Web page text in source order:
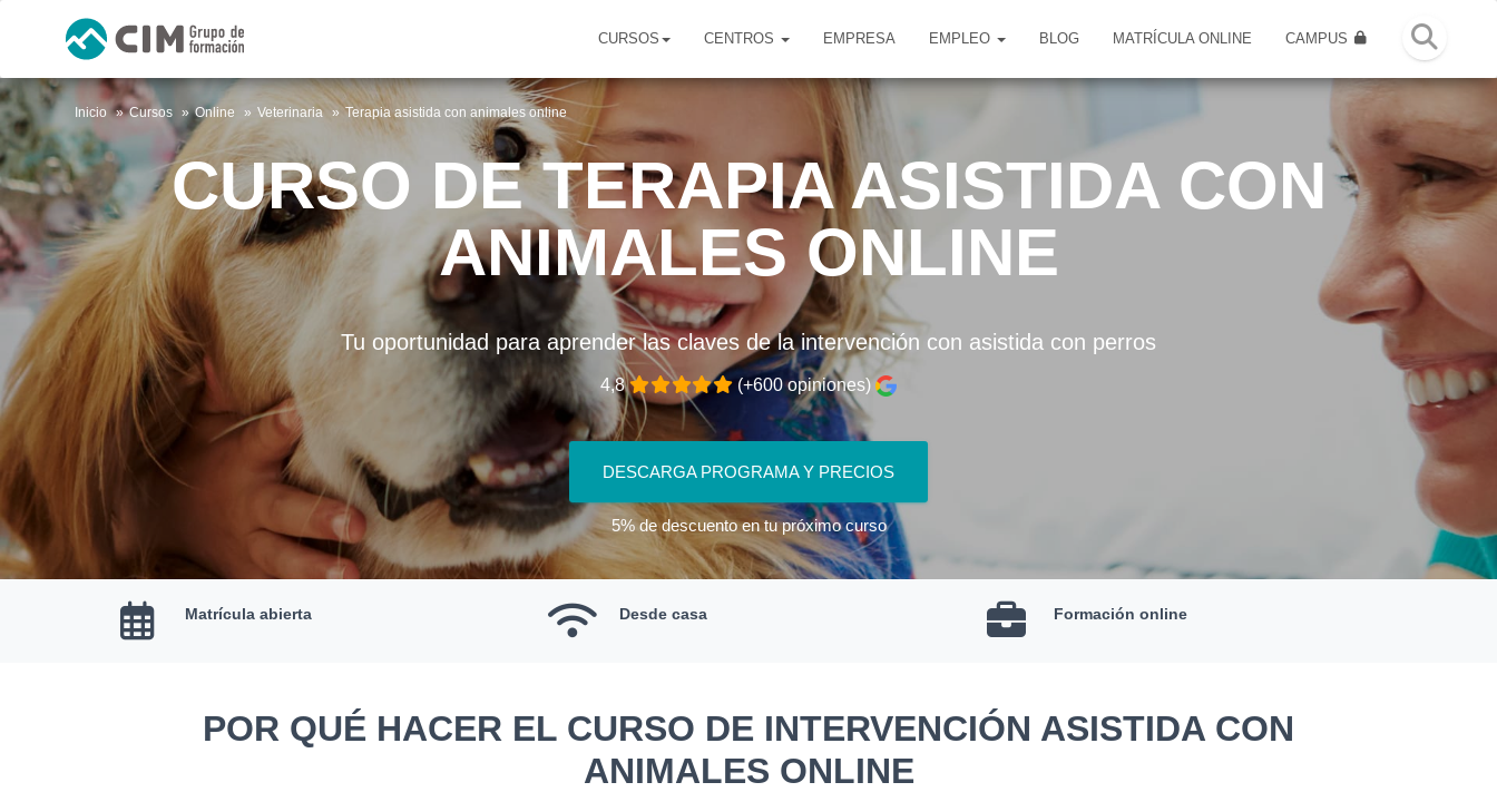
CURSOS CENTROS EMPRESA EMPLEO BLOG MATRÍCULA ONLINE CAMPUS
Inicio Cursos Online Veterinaria Terapia asistida con animales online
CURSO DE TERAPIA ASISTIDA CON
ANIMALES ONLINE
Tu oportunidad para aprender las claves de la intervención con asistida con perros
4,8 (+600 opiniones)
DESCARGA PROGRAMA Y PRECIOS
5% de descuento en tu próximo curso
Matrícula abierta Desde casa Formación online
POR QUÉ HACER EL CURSO DE INTERVENCIÓN ASISTIDA CON
ANIMALES ONLINE